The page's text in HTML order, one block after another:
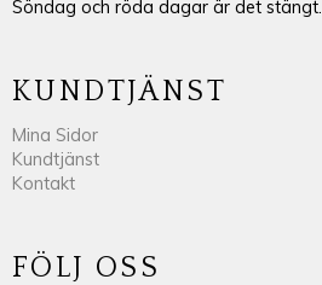
Söndag och röda dagar är det stängt.
KUNDTJÄNST
Mina Sidor
Kundtjänst
Kontakt
FÖLJ OSS